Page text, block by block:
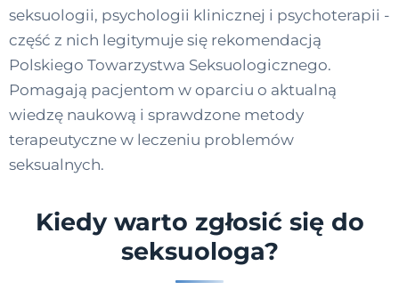
seksuologii, psychologii klinicznej i psychoterapii -
część z nich legitymuje się rekomendacją
Polskiego Towarzystwa Seksuologicznego.
Pomagają pacjentom w oparciu o aktualną
wiedzę naukową i sprawdzone metody
terapeutyczne w leczeniu problemów
seksualnych.
Kiedy warto zgłosić się do
seksuologa?